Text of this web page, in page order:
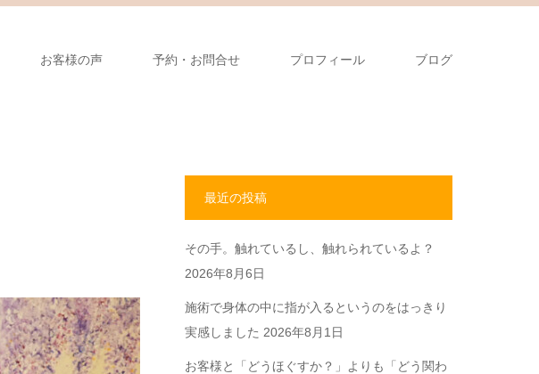
お客様の声 予約・お問合せ プロフィール ブログ
最近の投稿
その手。触れているし、触れられているよ？
2026年8月6日
施術で身体の中に指が入るというのをはっきり
実感しました 2026年8月1日
お客様と「どうほぐすか？」よりも「どう関わ